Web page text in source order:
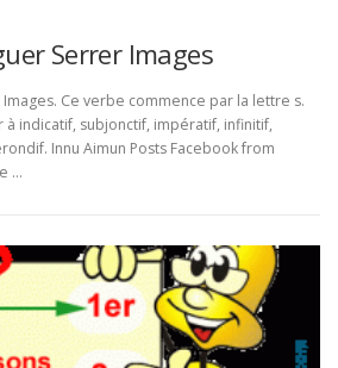
Serrer Images
Ce verbe commence par la lettre s.
indicatif, subjonctif, impératif, infinitif,
Innu Aimun Posts Facebook from
…